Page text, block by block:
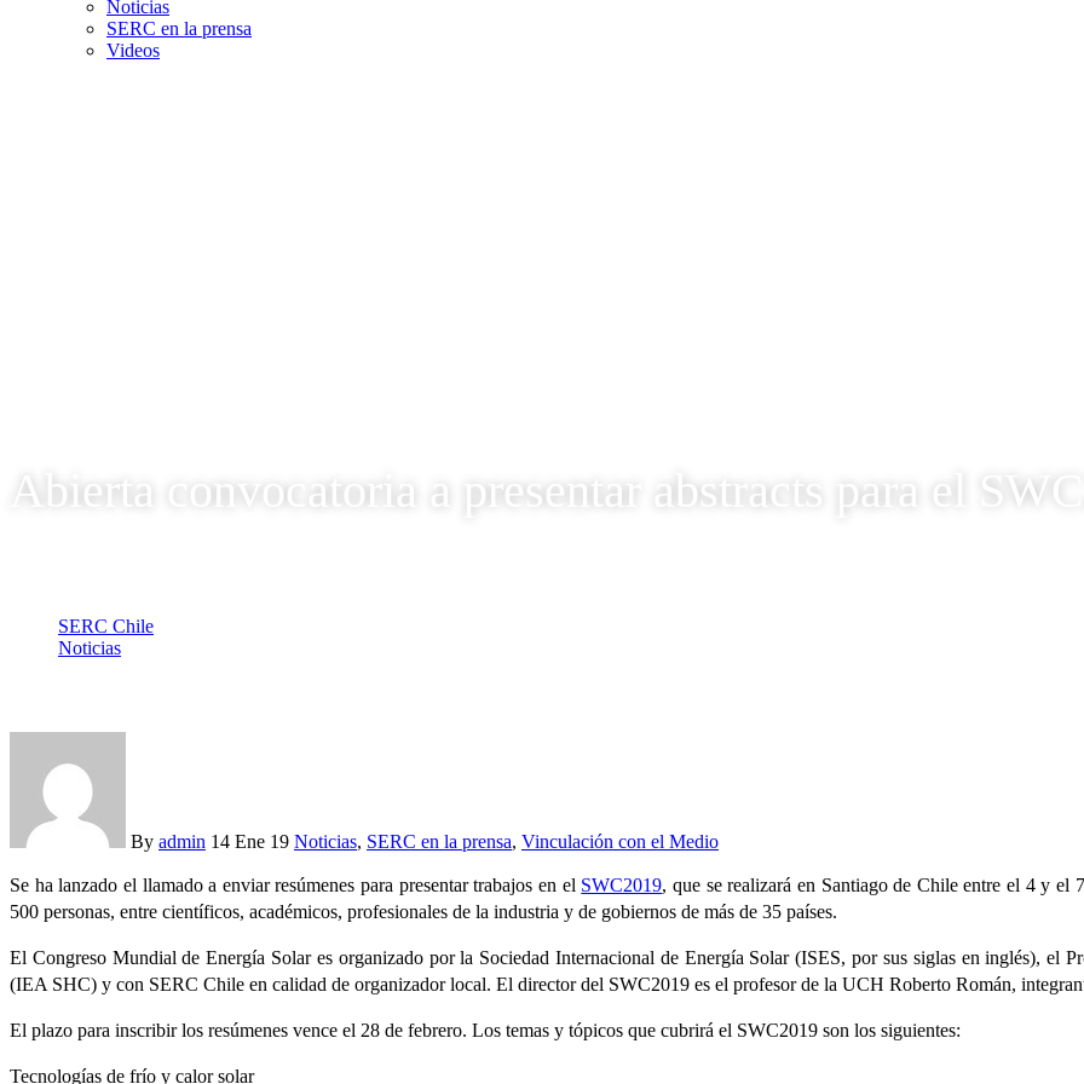
Noticias
SERC en la prensa
Videos
Abierta convocatoria a presentar abstracts para el
SERC Chile
Noticias
By admin 14 Ene 19 Noticias, SERC en la prensa, Vinculación con el Medio
Se ha lanzado el llamado a enviar resúmenes para presentar trabajos en el SWC2019, que se realizará en Santiago de Chile entre el 4 y el
500 personas, entre científicos, académicos, profesionales de la industria y de gobiernos de más de 35 países.
El Congreso Mundial de Energía Solar es organizado por la Sociedad Internacional de Energía Solar (ISES, por sus siglas en inglés), el
(IEA SHC) y con SERC Chile en calidad de organizador local. El director del SWC2019 es el profesor de la UCH Roberto Román,
El plazo para inscribir los resúmenes vence el 28 de febrero. Los temas y tópicos que cubrirá el SWC2019 son los siguientes:
Tecnologías de frío y calor solar